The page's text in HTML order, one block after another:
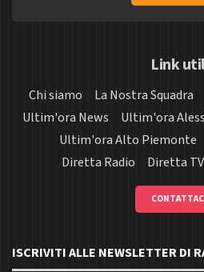
Link
Chi siamo La Nostra Squadra
Ultim'ora News
Ultim'ora
Ultim'ora Alto Piemonte
Diretta Radio
Diretta TV
ISCRIVITI ALLE NEWSLETTER DI